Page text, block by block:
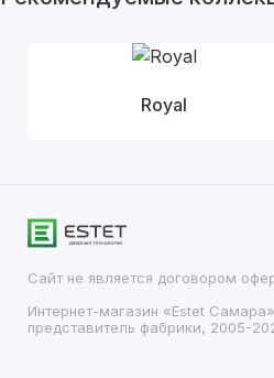
Royal
Сайт не является договором
Интернет-магазин «Estet
представитель фабрики, 2005-